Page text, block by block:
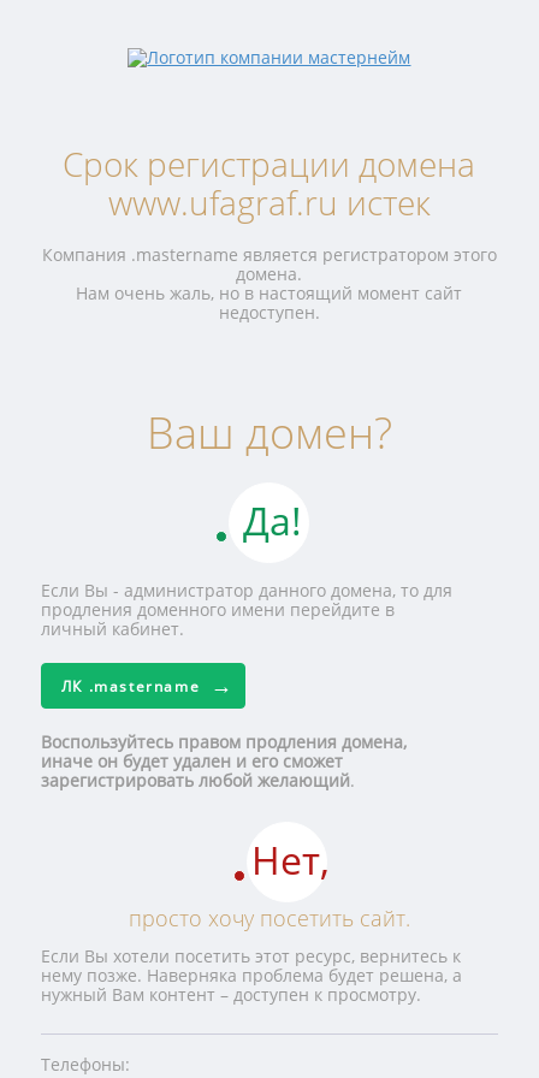
Срок регистрации домена
www.ufagraf.ru истек
Компания .mastername является регистратором этого
домена.
Нам очень жаль, но в настоящий момент сайт
недоступен.
Ваш домен?
Да!
Если Вы - администратор данного домена, то для
продления доменного имени перейдите в
личный кабинет.
ЛК .mastername
Воспользуйтесь правом продления домена,
иначе он будет удален и его сможет
зарегистрировать любой желающий.
Нет,
просто хочу посетить сайт.
Если Вы хотели посетить этот ресурс, вернитесь к
нему позже. Наверняка проблема будет решена, а
нужный Вам контент – доступен к просмотру.
Телефоны: